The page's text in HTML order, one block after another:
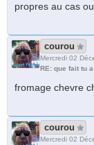
propres au cas
courou
Mercredi 02
RE: que fait tu
fromage chevre
courou
Mercredi 02